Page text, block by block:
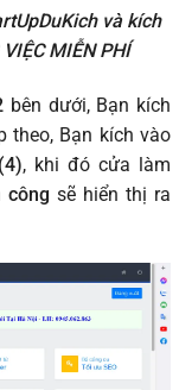
và kích
MIỄN PHÍ
bên dưới, Bạn kích
theo, Bạn kích vào
, khi đó cửa làm
công sẽ hiển thị ra